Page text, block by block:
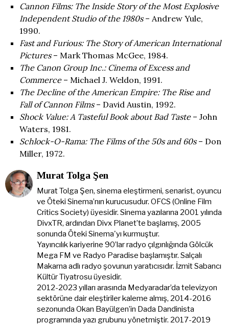
Cannon Films: The Inside Story of the Most Explosive
Independent Studio of the 1980s– Andrew Yule,
1990.
Fast and Furious: The Story of American International
Pictures– Mark Thomas McGee, 1984.
The Canon Group Inc.: Cinema of Excess and
Commerce– Michael J. Weldon, 1991.
The Decline of the American Empire: The Rise and
Fall of Cannon Films– David Austin, 1992.
Shock Value: A Tasteful Book about Bad Taste– John
Waters, 1981.
Schlock-O-Rama: The Films of the 50s and 60s– Don
Miller, 1972.
Murat Tolga Şen
Murat Tolga Şen, sinema eleştirmeni, senarist, oyuncu
ve Öteki Sinema’nın kurucusudur. OFCS (Online Film
Critics Society) üyesidir. Sinema yazılarına 2001 yılında
DivxTR, ardından Divx Planet’te başlamış, 2005
sonunda Öteki Sinema'yı kurmuştur.
Yayıncılık kariyerine 90’lar radyo çılgınlığında Gölcük
Mega FM ve Radyo Paradise başlamıştır. Salçalı
Makarna adlı radyo şovunun yaratıcısıdır. İzmit Sabancı
Kültür Tiyatrosu üyesidir.
2012-2023 yılları arasında Medyaradar’da televizyon
sektörüne dair eleştiriler kaleme almış, 2014-2016
sezonunda Okan Bayülgen’in Dada Dandinista
programında yazı grubunu yönetmiştir. 2017-2019